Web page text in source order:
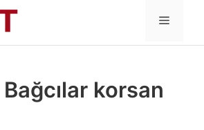
MENÜ
Bağcılar korsan